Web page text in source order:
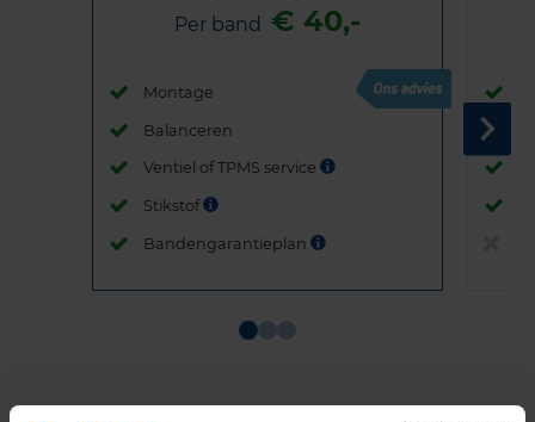
Per band € 40,-
Montage
Balanceren
Ventiel of TPMS service
Stikstof
Bandengarantieplan